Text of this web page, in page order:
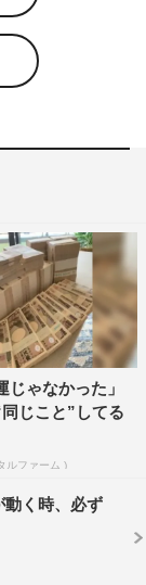
じゃなかった」
じこと”してる
ルファーム )
動く時、必ず